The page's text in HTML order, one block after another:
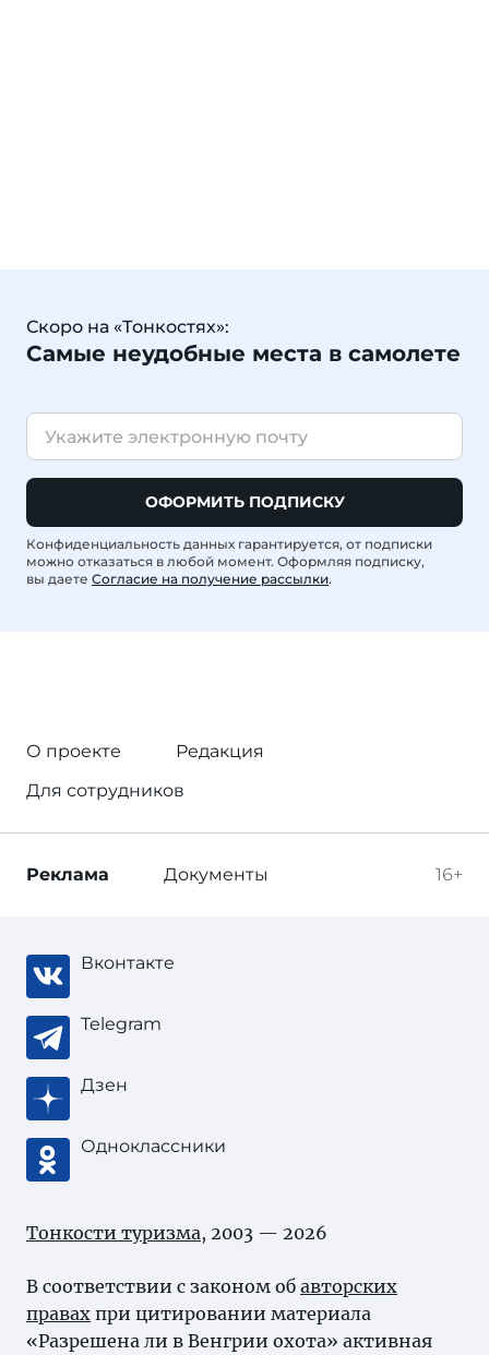
Скоро на «Тонкостях»:
Самые неудобные места в самолете
ОФОРМИТЬ ПОДПИСКУ
Конфиденциальность данных гарантируется, от подписки
можно отказаться в любой момент. Оформляя подписку,
вы даете Согласие на получение рассылки.
О проекте
Редакция
Для сотрудников
16+
Реклама Документы
Вконтакте
Telegram
Дзен
Одноклассники
Тонкости туризма, 2003 — 2026
В соответствии с законом об авторских
правах при цитировании материала
«Разрешена ли в Венгрии охота» активная